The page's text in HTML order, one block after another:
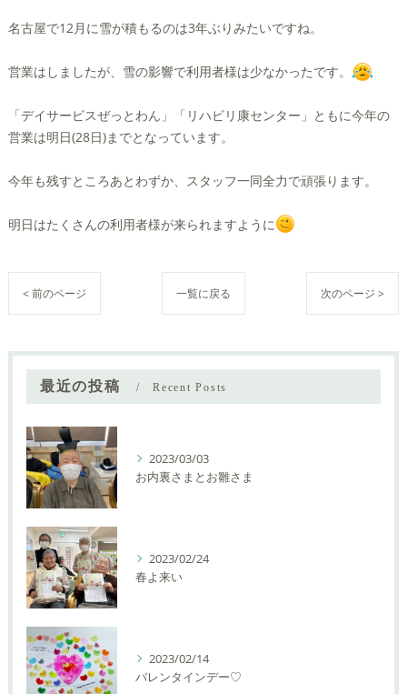
名古屋で12月に雪が積もるのは3年ぶりみたいですね。
営業はしましたが、雪の影響で利用者様は少なかったです。
「デイサービスぜっとわん」「リハビリ康センター」ともに今年の
営業は明日(28日)までとなっています。
今年も残すところあとわずか、スタッフ一同全力で頑張ります。
明日はたくさんの利用者様が来られますように
< 前のページ 一覧に戻る 次のページ >
最近の投稿 Recent Posts
2023/03/03
お内裏さまとお雛さま
2023/02/24
春よ来い
2023/02/14
バレンタインデー♡